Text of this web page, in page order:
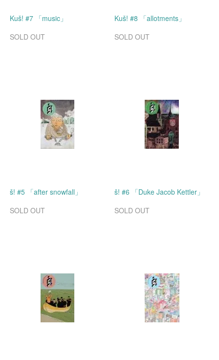
Kuš! #7 「music」
SOLD OUT
Kuš! #8 「allotments」
SOLD OUT
š! #5 「after snowfall」
SOLD OUT
š! #6 「Duke Jacob Kettler」
SOLD OUT